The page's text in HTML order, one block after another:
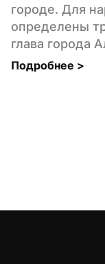
городе. Для
определены
глава города
Подробнее >